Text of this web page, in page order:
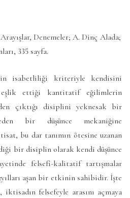
Denemeler; A. Dinç Alada;
335 sayfa.
isabetliliği kriteriyle kendisini
eşlik ettiği kantitatif eğilimlerin
çıktığı disiplini yeknesak bir
bir düşünce mekaniğine
bu dar tanımın ötesine uzanan
bir disiplin olarak kendi düşünce
felsefi-kalitatif tartışmalar
aşan bir etkinin sahibidir. İşte
felsefeyle arasını açmaya